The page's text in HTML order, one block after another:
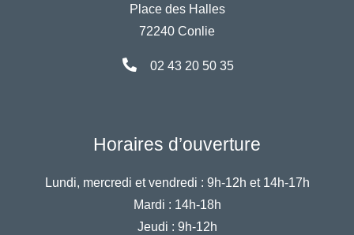
Place des Halles
72240 Conlie
02 43 20 50 35
Horaires d’ouverture
Lundi, mercredi et vendredi : 9h-12h et 14h-17h
Mardi : 14h-18h
Jeudi : 9h-12h